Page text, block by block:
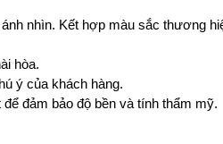
nhìn. Kết hợp màu sắc thương
hòa.
ý của khách hàng.
đảm bảo độ bền và tính thẩm mỹ.